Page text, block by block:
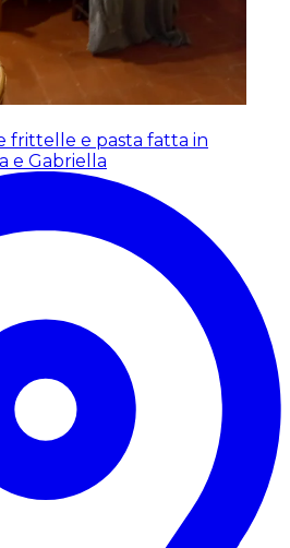
frittelle e pasta fatta in
e Gabriella